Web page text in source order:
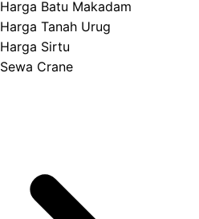
Harga Batu Makadam
Harga Tanah Urug
Harga Sirtu
Sewa Crane